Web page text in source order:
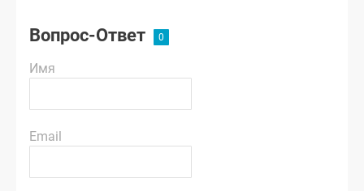
Вопрос-Ответ
Имя
Email